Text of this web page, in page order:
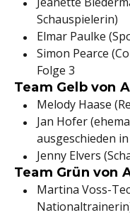
Schauspielerin)
Elmar Paulke
Simon Pearce
Folge 3
Team Gelb von
Melody Haase
Jan Hofer
ausgeschieden
Jenny Elvers
Team Grün von
Martina Voss-